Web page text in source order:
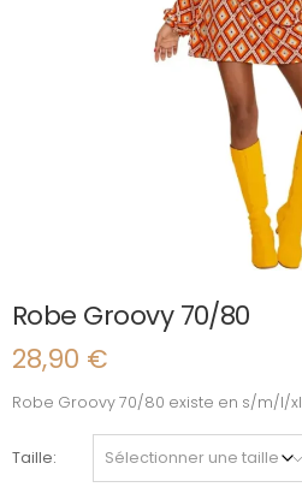
Robe Groovy 70/80
28,90 €
Robe Groovy 70/80 existe en s/m/l/xl
Taille